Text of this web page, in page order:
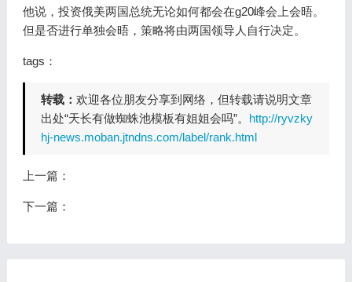
他说，投资俄美两国总统无论如何都会在g20峰会上会晤。
但是否进行单独会晤，策略将由两国领导人自行决定。
tags：
转载： 欢迎各位朋友分享到网络，但转载请说明文章
出处“天长有做蜘蛛池模板有姐姐会吗”。 http://ryvzky
hj-news.moban.jtndns.com/label/rank.html
上一篇：
下一篇：